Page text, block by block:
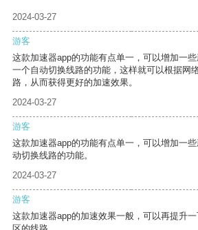
2024-03-27
游客
这款加速器app的功能有点单一，可以增加一
一个自动切换线路的功能，这样就可以根据网
路，从而获得更好的加速效果。
2024-03-27
游客
这款加速器app的功能有点单一，可以增加一
动切换线路的功能。
2024-03-27
游客
这款加速器app的加速效果一般，可以再提升